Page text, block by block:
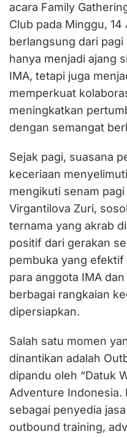
acara Family
Club pada Minggu,
berlangsung dari
hanya menjadi ajang
IMA, tetapi juga
memperkuat
meningkatkan
dengan semangat
Sejak pagi, suasana
keceriaan
mengikuti senam
Virgantilova Zuri,
ternama yang akrab
positif dari gerakan
pembuka yang
para anggota IMA
berbagai rangkaian
dipersiapkan.
Salah satu momen
dinantikan adalah
dipandu oleh “Datuk
Adventure Indonesia.
sebagai penyedia
outbound training,